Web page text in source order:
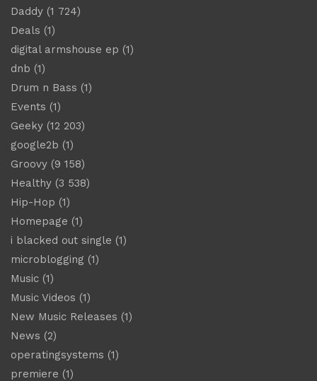
Daddy (1 724)
Deals (1)
digital armshouse ep (1)
dnb (1)
Drum n Bass (1)
Events (1)
Geeky (12 203)
google2b (1)
Groovy (9 158)
Healthy (3 538)
Hip-Hop (1)
Homepage (1)
i blacked out single (1)
microblogging (1)
Music (1)
Music Videos (1)
New Music Releases (1)
News (2)
operatingsystems (1)
premiere (1)